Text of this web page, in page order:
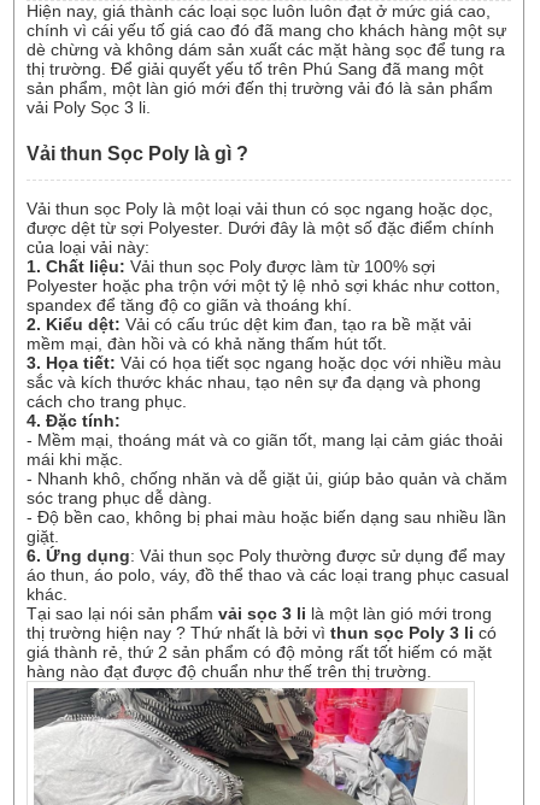
Hiện nay, giá thành các loại sọc luôn luôn đạt ở mức giá cao,
chính vì cái yếu tố giá cao đó đã mang cho khách hàng một sự
dè chừng và không dám sản xuất các mặt hàng sọc để tung ra
thị trường. Để giải quyết yếu tố trên Phú Sang đã mang một
sản phẩm, một làn gió mới đến thị trường vải đó là sản phẩm
vải Poly Sọc 3 li.
Vải thun Sọc Poly là gì ?
Vải thun sọc Poly là một loại vải thun có sọc ngang hoặc dọc,
được dệt từ sợi Polyester. Dưới đây là một số đặc điểm chính
của loại vải này:
1. Chất liệu:Vải thun sọc Poly được làm từ 100% sợi
Polyester hoặc pha trộn với một tỷ lệ nhỏ sợi khác như cotton,
spandex để tăng độ co giãn và thoáng khí.
2. Kiểu dệt:Vải có cấu trúc dệt kim đan, tạo ra bề mặt vải
mềm mại, đàn hồi và có khả năng thấm hút tốt.
3. Họa tiết: Vải có họa tiết sọc ngang hoặc dọc với nhiều màu
sắc và kích thước khác nhau, tạo nên sự đa dạng và phong
cách cho trang phục.
4. Đặc tính:
- Mềm mại, thoáng mát và co giãn tốt, mang lại cảm giác thoải
mái khi mặc.
- Nhanh khô, chống nhăn và dễ giặt ủi, giúp bảo quản và chăm
sóc trang phục dễ dàng.
- Độ bền cao, không bị phai màu hoặc biến dạng sau nhiều lần
giặt.
6. Ứng dụng: Vải thun sọc Poly thường được sử dụng để may
áo thun, áo polo, váy, đồ thể thao và các loại trang phục casual
khác.
Tại sao lại nói sản phẩm vải sọc 3 li là một làn gió mới trong
thị trường hiện nay ? Thứ nhất là bởi vìthun sọc Poly 3 li có
giá thành rẻ, thứ 2 sản phẩm có độ mỏng rất tốt hiếm có mặt
hàng nào đạt được độ chuẩn như thế trên thị trường.